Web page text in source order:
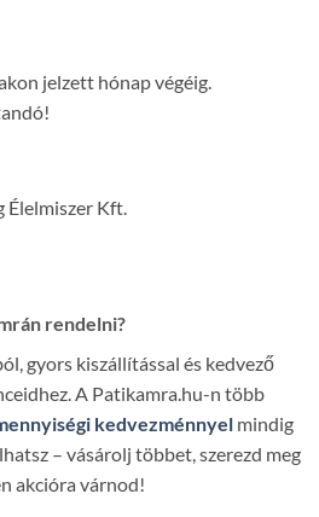
jelzett hónap végéig.
Élelmiszer Kft.
rendelni?
gyors kiszállítással és kedvező
A Patikamra.hu-n több
kedvezménnyel mindig
– vásárolj többet, szerezd meg
akcióra várnod!